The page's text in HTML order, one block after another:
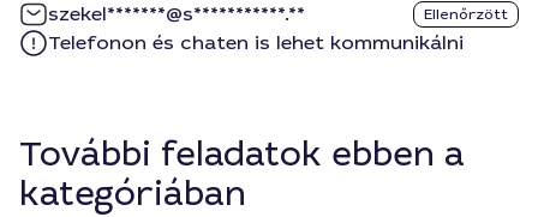
szekel*******@s***********.** Ellenőrzött
Telefonon és chaten is lehet kommunikálni
További feladatok ebben a
kategóriában